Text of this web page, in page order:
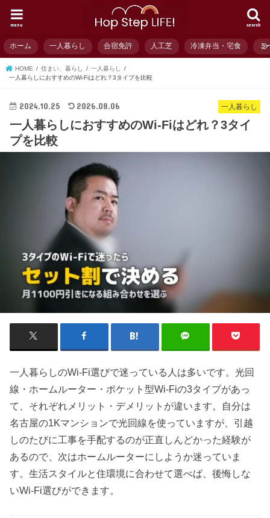
search
menu
ホーム 一人暮らし 合宿免許 人工芝 冷凍弁当・宅食 ミ
HOME 住まい、暮らし
一人暮らし
一人暮らしにおすすめのWi-Fiはどれ？3タイプを比較
一人暮らし
2024.10.25 2026.08.06
一人暮らしにおすすめのWi-Fiはどれ？3タイ
プを比較
一人暮らしのWi-Fi選びで迷っている人は多いです。光回
線・ホームルーター・ポケット型Wi-Fiの3タイプがあっ
て、それぞれメリット・デメリットが違います。自分は
名古屋の1Kマンションで光回線を使っていますが、引越
しのたびに工事を手配するのが正直しんどかった経験が
あるので、次はホームルーターにしようか迷っていま
す。生活スタイルと住環境に合わせて選べば、後悔しな
いWi-Fi選びができます。